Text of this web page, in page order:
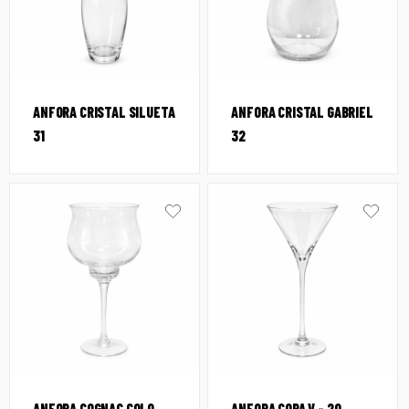
ANFORA CRISTAL SILUETA
31
ANFORA CRISTAL GABRIEL
32